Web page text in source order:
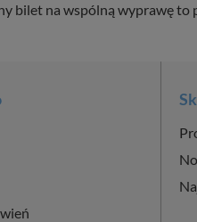
bilet na wspólną wyprawę to